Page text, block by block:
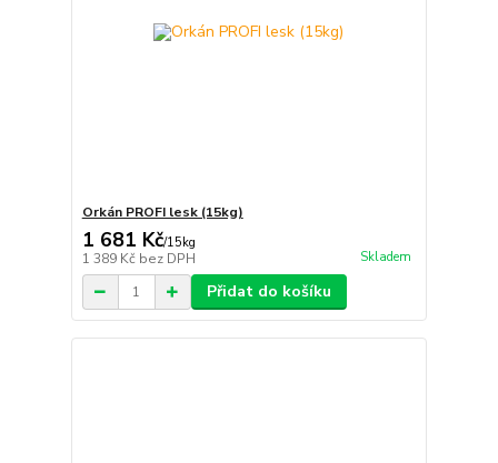
Orkán PROFI lesk (15kg)
1 681 Kč/15kg
1 389 Kč bez DPH Skladem
Přidat do košíku